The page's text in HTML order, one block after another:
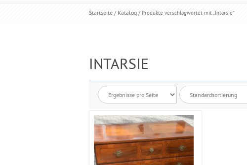
Startseite / Katalog / Produkte verschlagwortet mit „Intarsie“
INTARSIE